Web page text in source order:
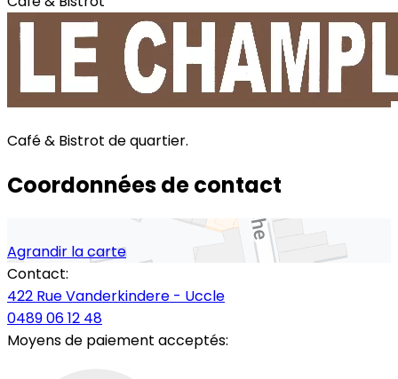
Café & Bistrot de quartier.
Coordonnées de contact
Agrandir la carte
Contact:
422 Rue Vanderkindere - Uccle
0489 06 12 48
Moyens de paiement acceptés: